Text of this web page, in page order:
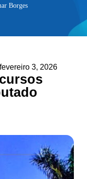
Borges
fevereiro 3, 2026